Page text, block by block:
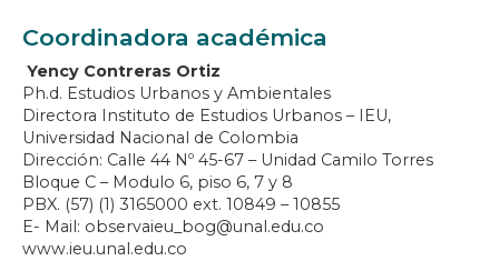
Coordinadora académica
Yency Contreras Ortiz
Ph.d. Estudios Urbanos y Ambientales
Directora Instituto de Estudios Urbanos – IEU,
Universidad Nacional de Colombia
Dirección: Calle 44 Nº 45-67 – Unidad Camilo Torres
Bloque C – Modulo 6, piso 6, 7 y 8
PBX. (57) (1) 3165000 ext. 10849 – 10855
E- Mail: observaieu_bog@unal.edu.co
www.ieu.unal.edu.co